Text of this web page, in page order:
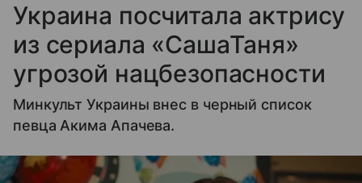
Украина посчитала актрису
из сериала «СашаТаня»
угрозой нацбезопасности
Минкульт Украины внес в черный список
певца Акима Апачева.